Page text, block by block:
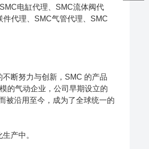
电缸代理、SMC流体阀代
代理、SMC气管代理、SMC
断努力与创新，SMC 的产品
的气动企业，公司早期设立的
被沿用至今，成为了全球统一的
产中。